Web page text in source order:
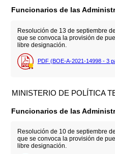
Funcionarios de las
Resolución de 13 de septiembre
que se convoca la provisión de
libre designación.
PDF (BOE-A-2021-14998 - 3
MINISTERIO DE POLÍTICA
Funcionarios de las
Resolución de 10 de septiembre
que se convoca la provisión de
libre designación.